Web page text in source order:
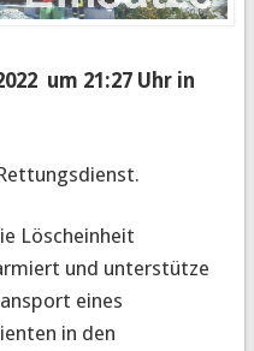
um 21:27 Uhr in
Löscheinheit
und unterstütze
eines
in den